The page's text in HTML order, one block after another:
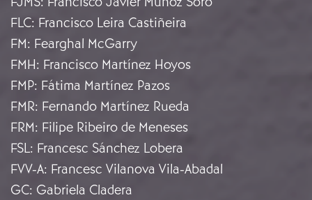
FLC: Francisco Leira Castiñeira
FM: Fearghal McGarry
FMH: Francisco Martínez Hoyos
FMP: Fátima Martínez Pazos
FMR: Fernando Martínez Rueda
FRM: Filipe Ribeiro de Meneses
FSL: Francesc Sánchez Lobera
FVV-A: Francesc Vilanova Vila-Abadal
GC: Gabriela Cladera